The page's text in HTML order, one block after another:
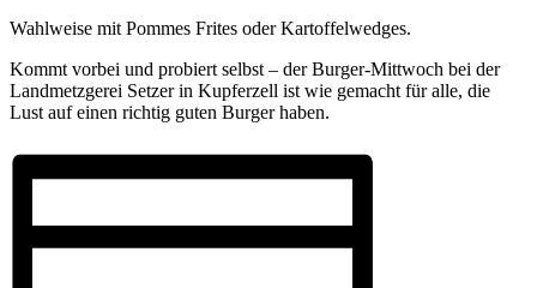
Wahlweise mit Pommes Frites oder Kartoffelwedges.
Kommt vorbei und probiert selbst – der Burger-Mittwoch bei der
Landmetzgerei Setzer in Kupferzell ist wie gemacht für alle, die
Lust auf einen richtig guten Burger haben.